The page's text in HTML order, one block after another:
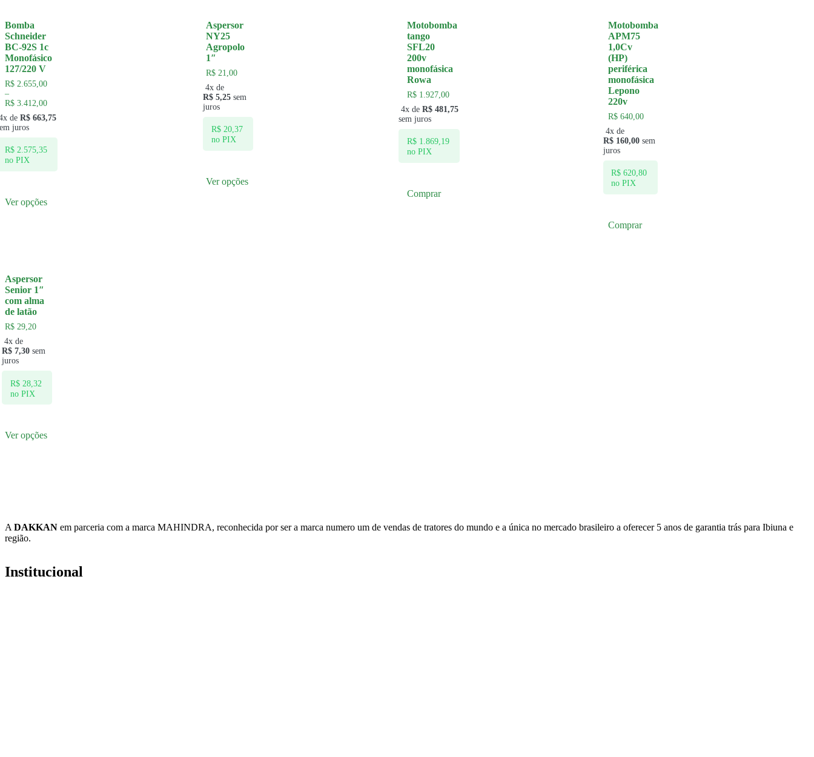
Bomba
Schneider
BC-92S 1c
Monofásico
127/220 V
R$ 2.655,00
–
R$ 3.412,00
R$2.575,35
no PIX
deR$ 663,75
juros
Ver opções
Aspersor
NY25
Agropolo
1″
R$ 21,00
R$20,37
no PIX
4x de
R$ 5,25 sem
juros
Ver opções
Motobomba
tango
SFL20
200v
monofásica
Rowa
R$ 1.927,00
R$1.869,19
no PIX
4x deR$ 481,75
sem juros
Comprar
Motobomba
APM75
1,0Cv
(HP)
periférica
monofásica
Lepono
220v
R$ 640,00
R$ 620,80
no PIX
4x de
R$160,00sem
juros
Comprar
Aspersor
Senior 1″
com alma
de latão
R$ 29,20
R$28,32
no PIX
4x de
R$ 7,30 sem
juros
Ver opções
A DAKKAN em parceria com a marca MAHINDRA, reconhecida por ser a marca numero um de vendas de tratores do mundo e a única no mercado brasileiro a oferecer 5 anos de garantia trás para Ibiuna e
região.
Institucional